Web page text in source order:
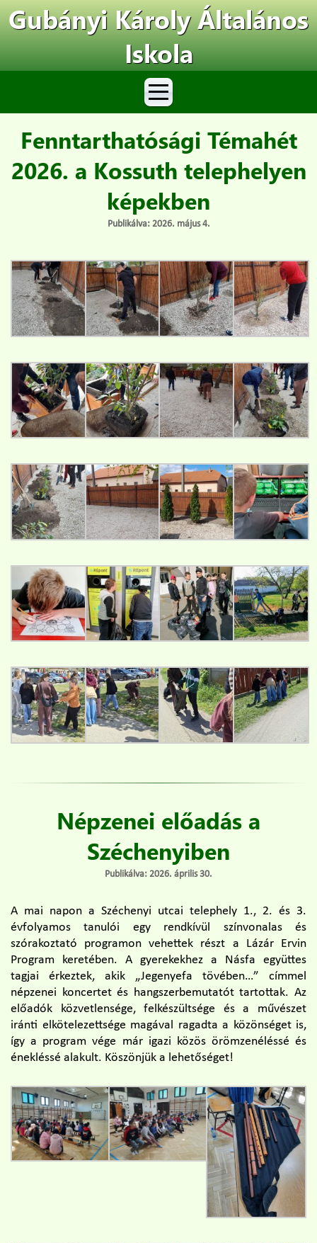
Gubányi Károly Általános
Iskola
Fenntarthatósági Témahét
2026. a Kossuth telephelyen
képekben
Publikálva: 2026. május 4.
Népzenei előadás a
Széchenyiben
Publikálva: 2026. április 30.
A mai napon a Széchenyi utcai telephely 1., 2. és 3.
évfolyamos tanulói egy rendkívül színvonalas és
szórakoztató programon vehettek részt a Lázár Ervin
Program keretében. A gyerekekhez a Násfa együttes
tagjai érkeztek, akik „Jegenyefa tövében…” címmel
népzenei koncertet és hangszerbemutatót tartottak. Az
előadók közvetlensége, felkészültsége és a művészet
iránti elkötelezettsége magával ragadta a közönséget is,
így a program vége már igazi közös örömzenéléssé és
énekléssé alakult. Köszönjük a lehetőséget!